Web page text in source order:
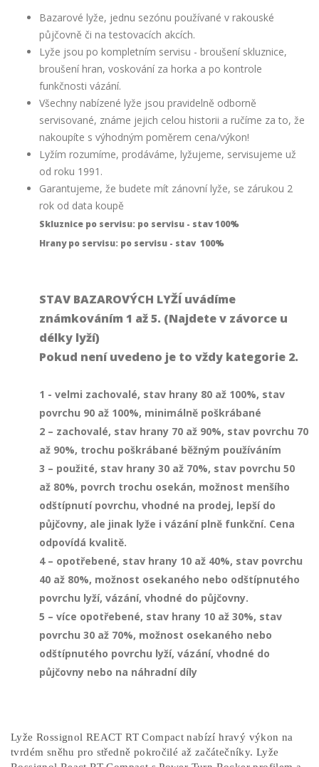
Bazarové lyže, jednu sezónu používané v rakouské
půjčovně či na testovacích akcích.
Lyže jsou po kompletním servisu - broušení skluznice,
broušení hran, voskování za horka a po kontrole
funkčnosti vázání.
Všechny nabízené lyže jsou pravidelně odborně
servisované, známe jejich celou historii a ručíme za to, že
nakoupíte s výhodným poměrem cena/výkon!
Lyžím rozumíme, prodáváme, lyžujeme, servisujeme už
od roku 1991.
Garantujeme, že budete mít zánovní lyže, se zárukou 2
rok od data koupě
Skluznice po servisu: po servisu - stav 100%
Hrany po servisu: po servisu - stav 100%
STAV BAZAROVÝCH LYŽÍ uvádíme
známkováním 1 až 5. (Najdete v závorce u
délky lyží)
Pokud není uvedeno je to vždy kategorie 2.
1 - velmi zachovalé, stav hrany 80 až 100%, stav
povrchu 90 až 100%, minimálně poškrábané
2 – zachovalé, stav hrany 70 až 90%, stav povrchu 70
až 90%, trochu poškrábané běžným používáním
3 – použité, stav hrany 30 až 70%, stav povrchu 50
až 80%, povrch trochu osekán, možnost menšího
odštípnutí povrchu, vhodné na prodej, lepší do
půjčovny, ale jinak lyže i vázání plně funkční. Cena
odpovídá kvalitě.
4 – opotřebené, stav hrany 10 až 40%, stav povrchu
40 až 80%, možnost osekaného nebo odštípnutého
povrchu lyží, vázání, vhodné do půjčovny.
5 – více opotřebené, stav hrany 10 až 30%, stav
povrchu 30 až 70%, možnost osekaného nebo
odštípnutého povrchu lyží, vázání, vhodné do
půjčovny nebo na náhradní díly
Lyže Rossignol REACT RT Compact nabízí hravý výkon na
tvrdém sněhu pro středně pokročilé až začátečníky. Lyže